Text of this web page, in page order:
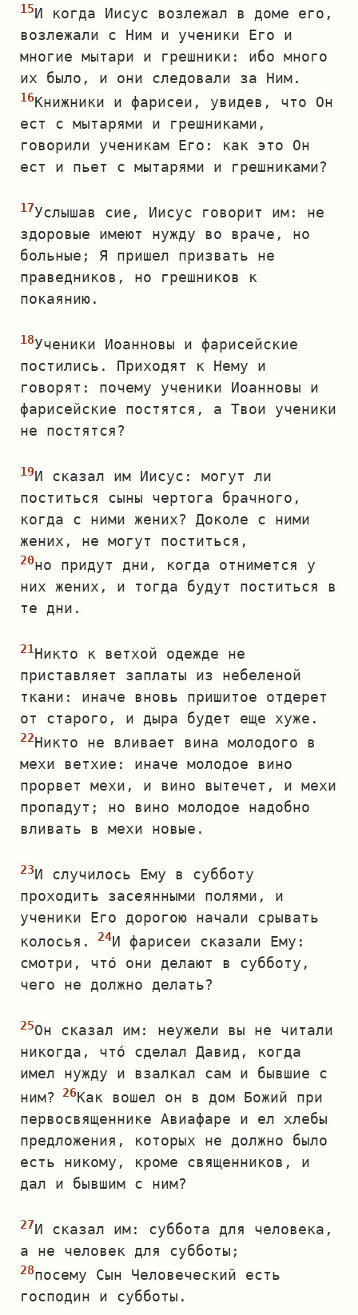
И когда Иисус возлежал в доме его,
возлежали с Ним и ученики Его и
многие мытари и грешники: ибо много
их было, и они следовали за Ним.
Книжники и фарисеи, увидев, что Он
ест с мытарями и грешниками,
говорили ученикам Его: как это Он
ест и пьет с мытарями и грешниками?
Услышав сие, Иисус говорит им: не
здоровые имеют нужду во враче, но
больные; Я пришел призвать не
праведников, но грешников к
покаянию.
Ученики Иоанновы и фарисейские
постились. Приходят к Нему и
говорят: почему ученики Иоанновы и
фарисейские постятся, а Твои ученики
не постятся?
И сказал им Иисус: могут ли
поститься сыны чертога брачного,
когда с ними жених? Доколе с ними
жених, не могут поститься,
но придут дни, когда отнимется у
них жених, и тогда будут поститься в
те дни.
Никто к ветхой одежде не
приставляет заплаты из небеленой
ткани: иначе вновь пришитое отдерет
от старого, и дыра будет еще хуже.
Никто не вливает вина молодого в
мехи ветхие: иначе молодое вино
прорвет мехи, и вино вытечет, и мехи
пропадут; но вино молодое надобно
вливать в мехи новые.
И случилось Ему в субботу
проходить засеянными полями, и
ученики Его дорогою начали срывать
колосья.
И фарисеи сказали Ему:
смотри, что́ они делают в субботу,
чего не должно делать?
Он сказал им: неужели вы не читали
никогда, что́ сделал Давид, когда
имел нужду и взалкал сам и бывшие с
ним?
Как вошел он в дом Божий при
первосвященнике Авиафаре и ел хлебы
предложения, которых не должно было
есть никому, кроме священников, и
дал и бывшим с ним?
И сказал им: суббота для человека,
а не человек для субботы;
посему Сын Человеческий есть
господин и субботы.